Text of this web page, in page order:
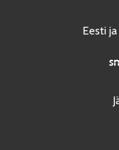
Eesti